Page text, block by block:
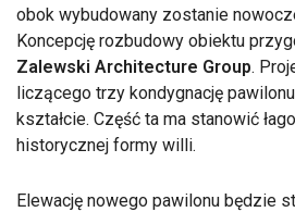
obok wybudowany zostanie
Koncepcję rozbudowy obiektu
Zalewski Architecture Group.
liczącego trzy kondygnację
kształcie. Część ta ma stanowić
historycznej formy willi.
Elewację nowego pawilonu będzie